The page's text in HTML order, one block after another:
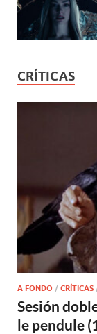
CRÍTICAS
A FONDO / CRÍTICAS
Sesión
le pendule